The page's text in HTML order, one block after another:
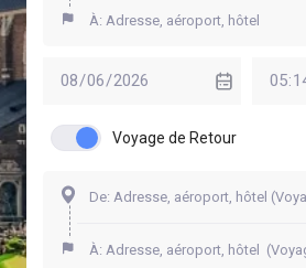
Voyage de Retour